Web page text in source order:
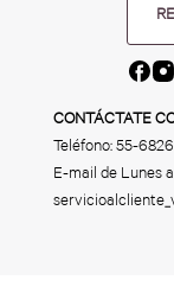
CONTÁCTATE
Teléfono:55-
E-mail de Lunes